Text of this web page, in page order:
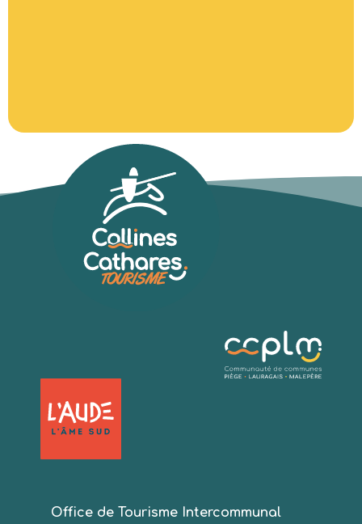
Office de Tourisme Intercommunal